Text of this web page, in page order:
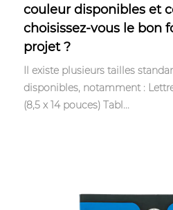
couleur disponibles et
choisissez-vous le bon
projet ?
Il existe plusieurs tailles
disponibles, notamment :
(8,5 x 14 pouces) Tabl...